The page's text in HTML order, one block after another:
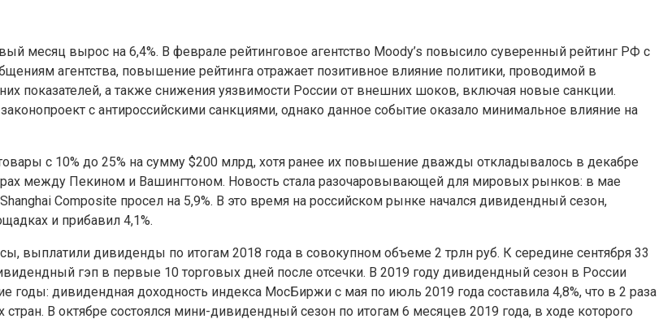
месяц вырос на 6,4%. В феврале рейтинговое агентство Moody’s повысило суверенный рейтинг РФ с
агентства, повышение рейтинга отражает позитивное влияние политики, проводимой в
показателей, а также снижения уязвимости России от внешних шоков, включая новые санкции.
с антироссийскими санкциями, однако данное событие оказало минимальное влияние на
с 10% до 25% на сумму $200 млрд, хотя ранее их повышение дважды откладывалось в декабре
между Пекином и Вашингтоном. Новость стала разочаровывающей для мировых рынков: в мае
Composite просел на 5,9%. В это время на российском рынке начался дивидендный сезон,
и прибавил 4,1%.
выплатили дивиденды по итогам 2018 года в совокупном объеме 2 трлн руб. К середине сентября 33
гэп в первые 10 торговых дней после отсечки. В 2019 году дивидендный сезон в России
дивидендная доходность индекса МосБиржи с мая по июль 2019 года составила 4,8%, что в 2 раза
В октябре состоялся мини-дивидендный сезон по итогам 6 месяцев 2019 года, в ходе которого